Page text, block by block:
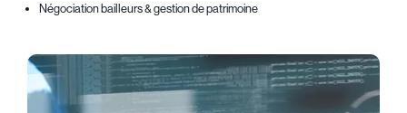
Négociation bailleurs & gestion de patrimoine